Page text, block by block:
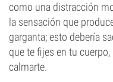
como una distracción
la sensación que
garganta; esto debería
que te fijes en tu
calmarte.